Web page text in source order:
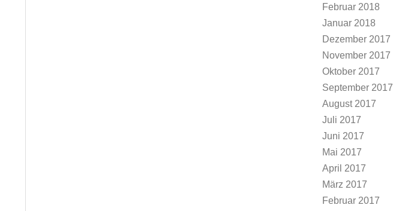
Februar 2018
Januar 2018
Dezember 2017
November 2017
Oktober 2017
September 2017
August 2017
Juli 2017
Juni 2017
Mai 2017
April 2017
März 2017
Februar 2017